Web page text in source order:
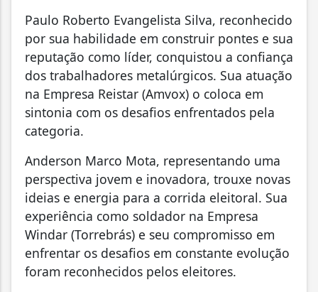
Paulo Roberto Evangelista Silva, reconhecido
por sua habilidade em construir pontes e sua
reputação como líder, conquistou a confiança
dos trabalhadores metalúrgicos. Sua atuação
na Empresa Reistar (Amvox) o coloca em
sintonia com os desafios enfrentados pela
categoria.
Anderson Marco Mota, representando uma
perspectiva jovem e inovadora, trouxe novas
ideias e energia para a corrida eleitoral. Sua
experiência como soldador na Empresa
Windar (Torrebrás) e seu compromisso em
enfrentar os desafios em constante evolução
foram reconhecidos pelos eleitores.